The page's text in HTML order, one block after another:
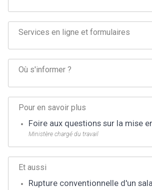
Services en ligne et formulaires
Où s'informer ?
Pour en savoir plus
Foire aux questions sur la mise
Ministère chargé du travail
Et aussi
Rupture conventionnelle d'un